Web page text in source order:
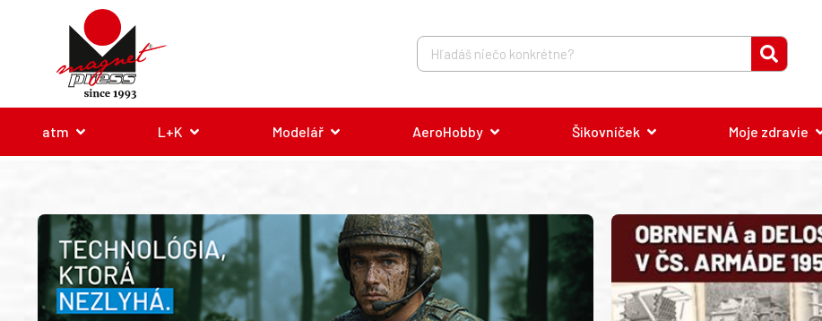
atm L+K Modelář AeroHobby Šikovníček Moje zdravie